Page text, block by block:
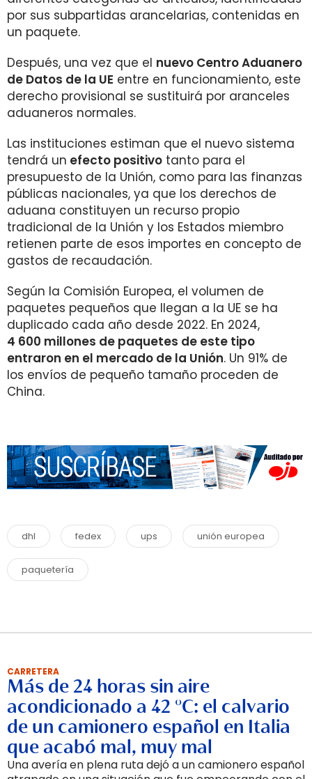
por sus subpartidas arancelarias, contenidas en
un paquete.
Después, una vez que el nuevo Centro Aduanero
de Datos de la UE entre en funcionamiento, este
derecho provisional se sustituirá por aranceles
aduaneros normales.
Las instituciones estiman que el nuevo sistema
tendrá un efecto positivo tanto para el
presupuesto de la Unión, como para las finanzas
públicas nacionales, ya que los derechos de
aduana constituyen un recurso propio
tradicional de la Unión y los Estados miembro
retienen parte de esos importes en concepto de
gastos de recaudación.
Según la Comisión Europea, el volumen de
paquetes pequeños que llegan a la UE se ha
duplicado cada año desde 2022. En 2024,
4 600 millones de paquetes de este tipo
entraron en el mercado de la Unión. Un 91% de
los envíos de pequeño tamaño proceden de
China.
dhl fedex ups unión europea
paquetería
CARRETERA
Más de 24 horas sin aire
acondicionado a 42 °C: el calvario
de un camionero español en Italia
que acabó mal, muy mal
Una avería en plena ruta dejó a un camionero español